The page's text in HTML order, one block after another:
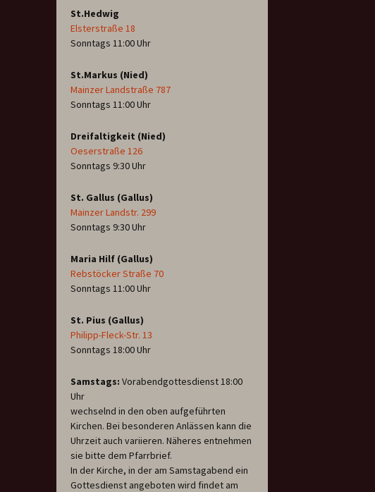
St.Hedwig
Elsterstraße 18
Sonntags 11:00 Uhr
St.Markus (Nied)
Mainzer Landstraße 787
Sonntags 11:00 Uhr
Dreifaltigkeit (Nied)
Oeserstraße 126
Sonntags 9:30 Uhr
St. Gallus (Gallus)
Mainzer Landstr. 299
Sonntags 9:30 Uhr
Maria Hilf (Gallus)
Rebstöcker Straße 70
Sonntags 11:00 Uhr
St. Pius (Gallus)
Philipp-Fleck-Str. 13
Sonntags 18:00 Uhr
Samstags: Vorabendgottesdienst 18:00
Uhr
wechselnd in den oben aufgeführten
Kirchen. Bei besonderen Anlässen kann die
Uhrzeit auch variieren. Näheres entnehmen
sie bitte dem Pfarrbrief.
In der Kirche, in der am Samstagabend ein
Gottesdienst angeboten wird findet am